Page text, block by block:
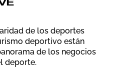
de los deportes
deportivo están
de los negocios
deporte.